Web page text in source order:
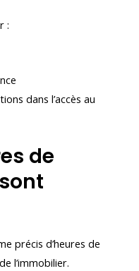
:
dans l’accès au
de
précis d’heures de
l’immobilier.